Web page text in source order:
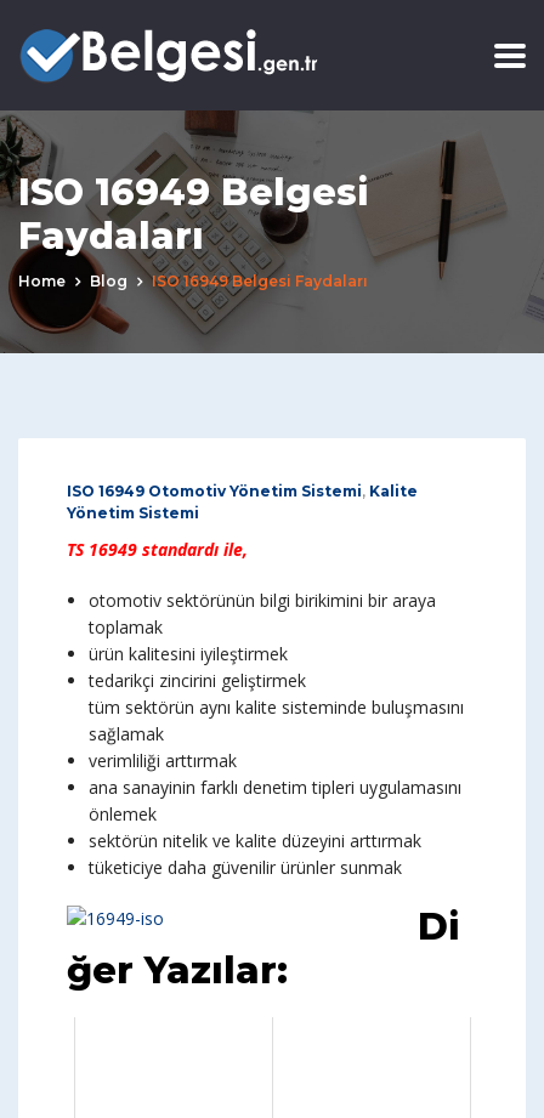
ISO 16949 Belgesi
Faydaları
Home Blog ISO 16949 Belgesi Faydaları
ISO 16949 Otomotiv Yönetim Sistemi, Kalite
Yönetim Sistemi
TS 16949 standardı ile,
otomotiv sektörünün bilgi birikimini bir araya
toplamak
ürün kalitesini iyileştirmek
tedarikçi zincirini geliştirmek
tüm sektörün aynı kalite sisteminde buluşmasını
sağlamak
verimliliği arttırmak
ana sanayinin farklı denetim tipleri uygulamasını
önlemek
sektörün nitelik ve kalite düzeyini arttırmak
tüketiciye daha güvenilir ürünler sunmak
Di
ğer Yazılar: